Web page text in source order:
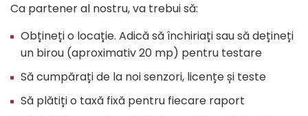
Ca partener al nostru, va trebui să:
Obțineți o locație. Adică să închiriați sau să dețineți
un birou (aproximativ 20 mp) pentru testare
Să cumpărați de la noi senzori, licențe și teste
Să plătiți o taxă fixă ​​pentru fiecare raport